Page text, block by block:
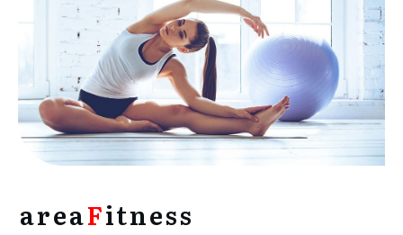
areaFitness